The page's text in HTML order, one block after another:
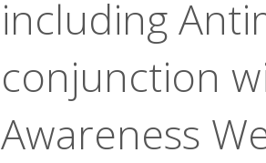
including
conjunction
Awareness